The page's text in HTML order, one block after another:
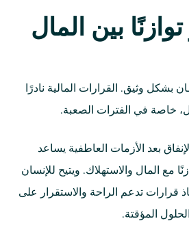
بين المال
بشكل وثيق. القرارات المالية نادرًا
خاصة في الفترات الصعبة.
بعد الأزمات العاطفية يساعد
مع المال والاستهلاك. ويتيح للإنسان
قرارات تدعم الراحة والاستقرار على
المؤقتة.